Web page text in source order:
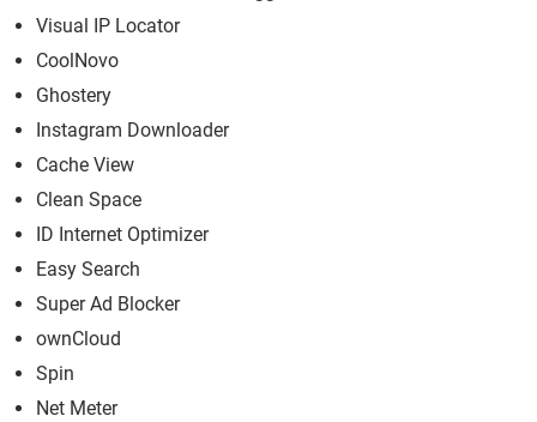
Visual IP Locator
CoolNovo
Ghostery
Instagram Downloader
Cache View
Clean Space
ID Internet Optimizer
Easy Search
Super Ad Blocker
ownCloud
Spin
Net Meter